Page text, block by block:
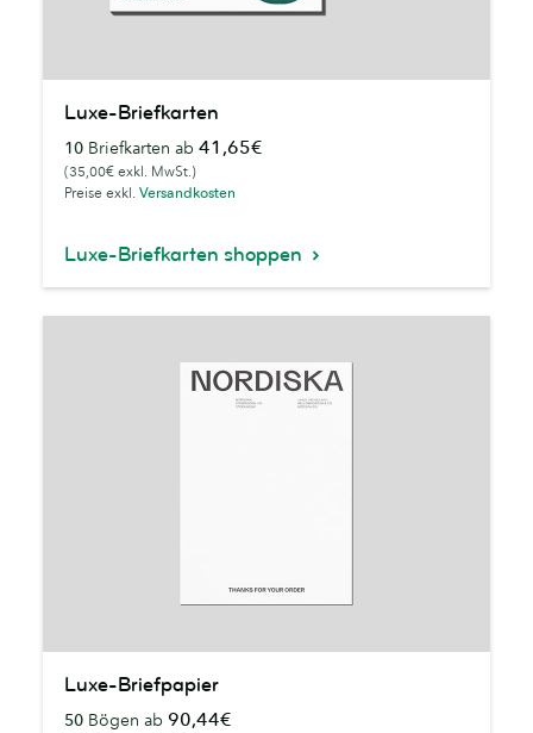
Briefkarten
Luxe-Briefkarten
10 Briefkarten ab 41,65€
(35,00€ exkl. MwSt.)
Preise exkl. Versandkosten
Luxe-Briefkarten shoppen
Briefpapier
Luxe-Briefpapier
50 Bögen ab 90,44€